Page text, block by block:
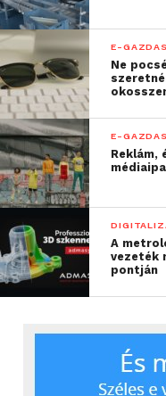
E-
Ne
E-
Reklám,
A
vezeték
pontján